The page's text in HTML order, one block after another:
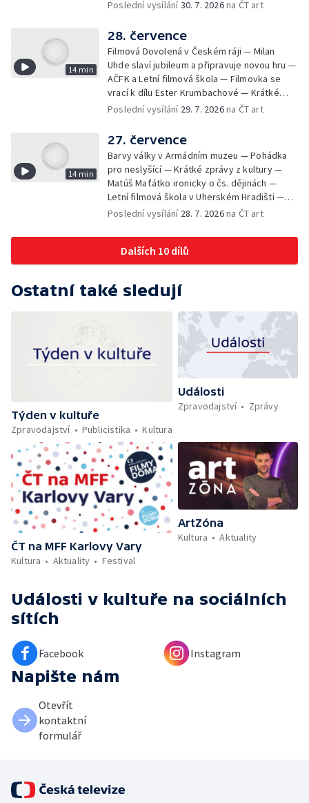
Poslední vysílání30. 7. 2026na ČT art
14 min
28. července
Filmová Dovolená v Českém ráji — Milan
Uhde slaví jubileum a připravuje novou hru —
AČFK a Letní filmová škola — Filmovka se
vrací k dílu Ester Krumbachové — Krátké
zprávy z kultury — Antonín Střížek namaloval
Poslední vysílání 29. 7. 2026na ČT art
14 min
27. července
Barvy války v Armádním muzeu — Pohádka
pro neslyšící — Krátké zprávy z kultury —
Matúš Maťátko ironicky o čs. dějinách —
Letní filmová škola v Uherském Hradišti —
Olomoucký U-klub znovu ožije
Poslední vysílání 28. 7. 2026na ČT art
Dalších 10 dílů
Ostatní také sledují
Týden v kultuře
Zpravodajství
Publicistika Kultura
Události
Zpravodajství
Zprávy
ČT na MFF Karlovy Vary
Kultura
Aktuality Festival
ArtZóna
Kultura
Aktuality
Události v kultuře na sociálních
sítích
Facebook Instagram
Napište nám
Otevřít
kontaktní
formulář